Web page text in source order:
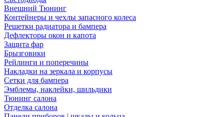
Внешний Тюнинг
Контейнеры и чехлы запасного колеса
Решетки радиатора и бампера
Дефлекторы окон и капота
Защита фар
Брызговики
Рейлинги и поперечины
Накладки на зеркала и корпусы
Сетки для бампера
Эмблемы, наклейки, шильдики
Тюнинг салона
Отделка салона